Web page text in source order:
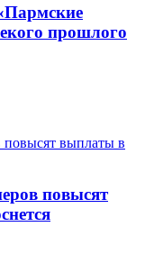
прошлого
повысят